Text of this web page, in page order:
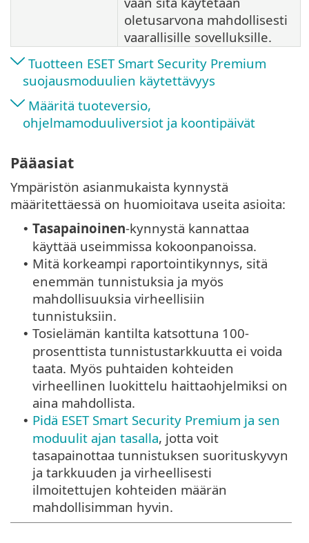
oletusarvona mahdollisesti
vaarallisille sovelluksille.
Tuotteen ESET Smart Security Premium
suojausmoduulien käytettävyys
Määritä tuoteversio,
ohjelmamoduuliversiot ja koontipäivät
Pääasiat
Ympäristön asianmukaista kynnystä
määritettäessä on huomioitava useita asioita:
• Tasapainoinen-kynnystä kannattaa
käyttää useimmissa kokoonpanoissa.
• Mitä korkeampi raportointikynnys, sitä
enemmän tunnistuksia ja myös
mahdollisuuksia virheellisiin
tunnistuksiin.
• Tosielämän kantilta katsottuna 100-
prosenttista tunnistustarkkuutta ei voida
taata. Myös puhtaiden kohteiden
virheellinen luokittelu haittaohjelmiksi on
aina mahdollista.
• Pidä ESET Smart Security Premium ja sen
moduulit ajan tasalla, jotta voit
tasapainottaa tunnistuksen suorituskyvyn
ja tarkkuuden ja virheellisesti
ilmoitettujen kohteiden määrän
mahdollisimman hyvin.